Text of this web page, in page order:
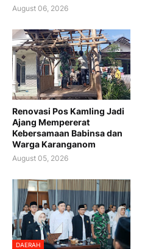
August 06, 2026
Renovasi Pos Kamling Jadi
Ajang Mempererat
Kebersamaan Babinsa dan
Warga Karanganom
August 05, 2026
DAERAH